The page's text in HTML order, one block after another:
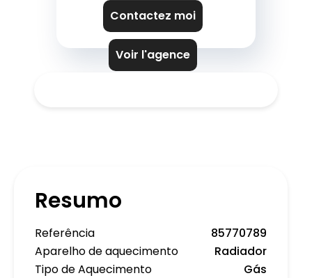
Contactez moi
Voir l'agence
Resumo
Referência
85770789
Aparelho de aquecimento
Radiador
Tipo de Aquecimento
Gás